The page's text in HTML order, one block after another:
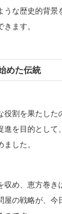
うな歴史的背景
ます。
めた伝統
役割を果たした
進を目的として
した。
収め、恵方巻き
屋の戦略が、今